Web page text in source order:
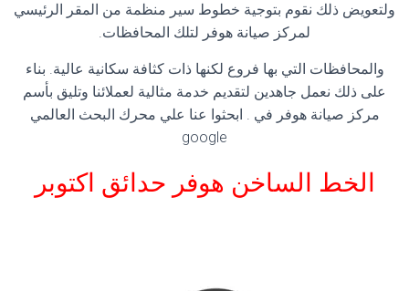
ولتعويض ذلك نقوم بتوجية خطوط سير منظمة من المقر الرئيسي
لمركز صيانة هوفر لتلك المحافظات.
والمحافظات التي بها فروع لكنها ذات كثافة سكانية عالية. بناء
على ذلك نعمل جاهدين لتقديم خدمة مثالية لعملائنا وتليق بأسم
مركز صيانة هوفر في . ابحثوا عنا علي محرك البحث العالمي
google
الخط الساخن هوفر حدائق اكتوبر